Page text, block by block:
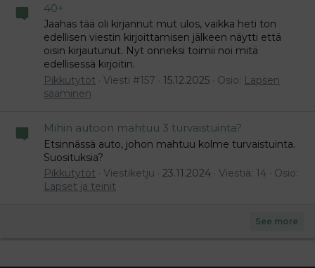
40+
Jaahas tää oli kirjannut mut ulos, vaikka heti ton
edellisen viestin kirjoittamisen jälkeen näytti että
oisin kirjautunut. Nyt onneksi toimii noi mitä
edellisessä kirjoitin.
Pikkutytöt
Viesti #157 15.12.2025 Osio: Lapsen
saaminen
Mihin autoon mahtuu 3 turvaistuinta?
Etsinnässä auto, johon mahtuu kolme turvaistuinta.
Suosituksia?
Pikkutytöt
Viestiketju 23.11.2024 Viestiä: 14
Osio:
Lapset ja teinit
See more